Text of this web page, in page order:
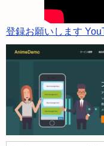
登録お願いします